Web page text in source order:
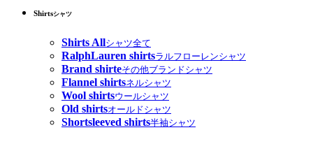
Shirtsシャツ
Shirts Allシャツ全て
RalphLauren shirtsラルフローレンシャツ
Brand shirteその他ブランドシャツ
Flannel shirtsネルシャツ
Wool shirtsウールシャツ
Old shirtsオールドシャツ
Shortsleeved shirts半袖シャツ